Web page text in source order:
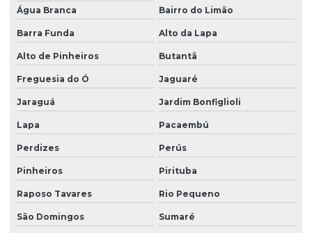
Laudo de fauna
Laudo de fauna e flora
Laudo de flora
Laudo geológico
Laudo hidrológico
Laudo de vistoria ambiental
Laudos quimicos
Laudos técnicos ambientais
Licenciamento ambiental
Água Branca
Bairro do Limão
Barra Funda Alto da Lapa
Alto de Pinheiros Butantã
Freguesia do Ó Jaguaré
Jaraguá Jardim Bonfiglioli
Lapa Pacaembú
Perdizes Perús
Pinheiros Pirituba
Raposo Tavares Rio Pequeno
São Domingos Sumaré